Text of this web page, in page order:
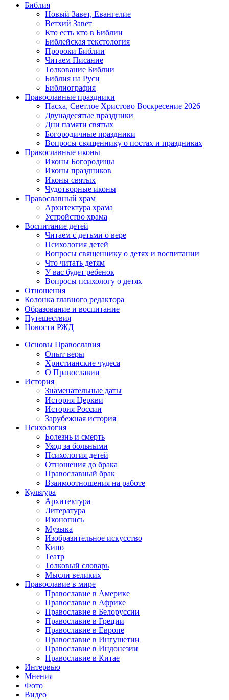
Библия
Новый Завет, Евангелие
Ветхий Завет
Кто есть кто в Библии
Библейская текстология
Пророки Библии
Читаем Писание
Толкование Библии
Библия на Руси
Библиография
Православные праздники
Пасха, Светлое Христово Воскресение 2026
Двунадесятые праздники
Дни памяти святых
Богородичные праздники
Вопросы священнику о постах и праздниках
Православные иконы
Иконы Богородицы
Иконы праздников
Иконы святых
Чудотворные иконы
Православный храм
Архитектура храма
Устройство храма
Воспитание детей
Читаем с детьми о вере
Психология детей
Вопросы священнику о детях и воспитании
Что читать детям
У вас будет ребенок
Вопросы психологу о детях
Отношения
Колонка главного редактора
Образование и воспитание
Путешествия
Новости РЖД
Основы Православия
Опыт веры
Христианские чудеса
О Православии
История
Знаменательные даты
История Церкви
История России
Зарубежная история
Психология
Болезнь и смерть
Уход за больными
Психология детей
Отношения до брака
Православный брак
Взаимоотношения на работе
Культура
Архитектура
Литература
Иконопись
Музыка
Изобразительное искусство
Кино
Театр
Толковый словарь
Мысли великих
Православие в мире
Православие в Америке
Православие в Африке
Православие в Белоруссии
Православие в Греции
Православие в Европе
Православие в Ингушетии
Православие в Индонезии
Православие в Китае
Интервью
Мнения
Фото
Видео